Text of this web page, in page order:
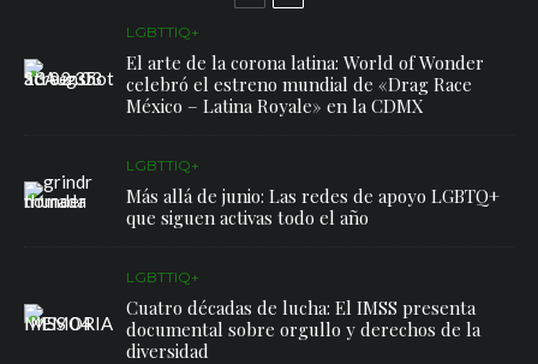
LGBTTIQ+
El arte de la corona latina: World of Wonder
celebró el estreno mundial de «Drag Race
México – Latina Royale» en la CDMX
LGBTTIQ+
Más allá de junio: Las redes de apoyo LGBTQ+
que siguen activas todo el año
LGBTTIQ+
Cuatro décadas de lucha: El IMSS presenta
documental sobre orgullo y derechos de la
diversidad